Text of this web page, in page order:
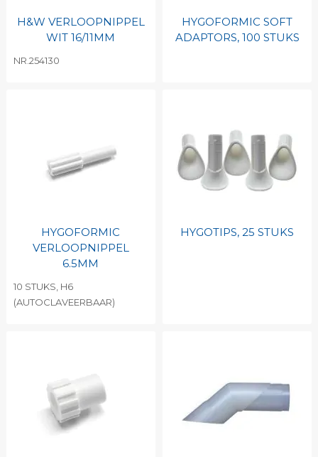
H&W VERLOOPNIPPEL
WIT 16/11MM
NR.254130
HYGOFORMIC SOFT
ADAPTORS, 100 STUKS
HYGOFORMIC
VERLOOPNIPPEL
6.5MM
10 STUKS, H6
(AUTOCLAVEERBAAR)
HYGOTIPS, 25 STUKS